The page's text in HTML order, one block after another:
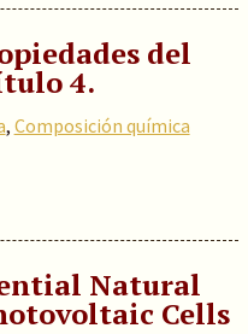
del
4.
, Composición química
Natural
Cells